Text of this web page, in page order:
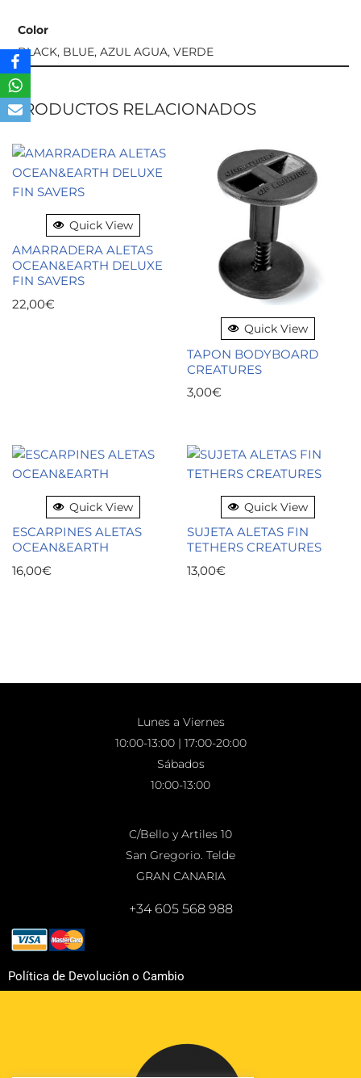
Color
BLACK, BLUE, AZUL AGUA, VERDE
PRODUCTOS RELACIONADOS
Quick View
AMARRADERA ALETAS
OCEAN&EARTH DELUXE
FIN SAVERS
22,00€
Quick View
TAPON BODYBOARD
CREATURES
3,00€
Quick View
ESCARPINES ALETAS
OCEAN&EARTH
16,00€
Quick View
SUJETA ALETAS FIN
TETHERS CREATURES
13,00€
Lunes a Viernes
10:00-13:00 | 17:00-20:00
Sábados
10:00-13:00
C/Bello y Artiles 10
San Gregorio. Telde
GRAN CANARIA
+34 605 568 988
Política de Devolución o Cambio